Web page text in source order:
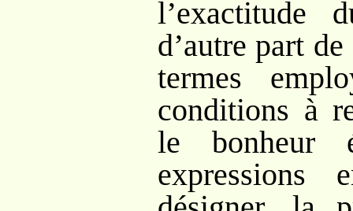
l’exactitude
d’autre part
termes
conditions à
le bonheur
expressions